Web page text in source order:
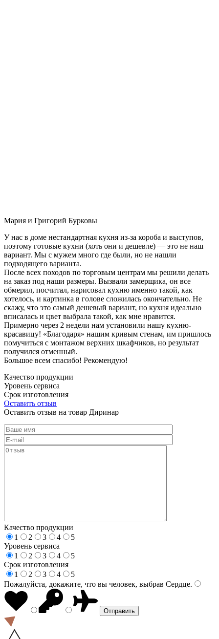
Мария и Григорий Бурковы
У нас в доме нестандартная кухня из-за короба и выступов,
поэтому готовые кухни (хоть они и дешевле) — это не наш
вариант. Мы с мужем много где были, но не нашли
подходящего варианта.
После всех походов по торговым центрам мы решили делать
на заказ под наши размеры. Вызвали замерщика, он все
обмерил, посчитал, нарисовал кухню именно такой, как
хотелось, и картинка в голове сложилась окончательно. Не
скажу, что это самый дешевый вариант, но кухня идеально
вписалась и цвет выбрала такой, как мне нравится.
Примерно через 2 недели нам установили нашу кухню-
красавицу! «Благодаря» нашим кривым стенам, им пришлось
помучиться с монтажом верхних шкафчиков, но результат
получился отменный.
Большое всем спасибо! Рекомендую!
Качество продукции
Уровень сервиса
Срок изготовления
Оставить отзыв
Оставить отзыв на товар Диринар
Качество продукции
1
2 3 4
5
Уровень сервиса
1
2 3 4
5
Срок изготовления
1
2 3 4
5
Пожалуйста, докажите, что вы человек, выбрав Сердце.